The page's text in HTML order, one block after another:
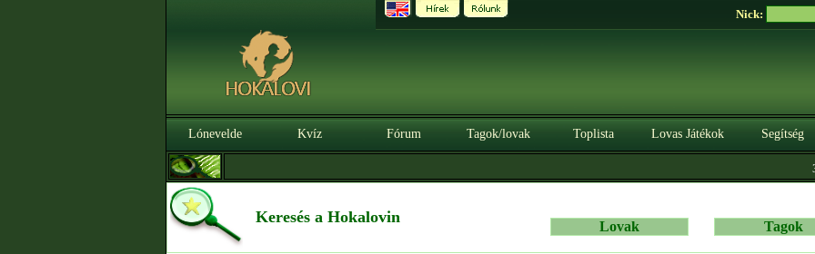
Nick:
Lónevelde Kvíz Fórum Tagok/lovak Toplista Lovas Játékok Segítség
Keresés a Hokalovin
Lovak Tagok